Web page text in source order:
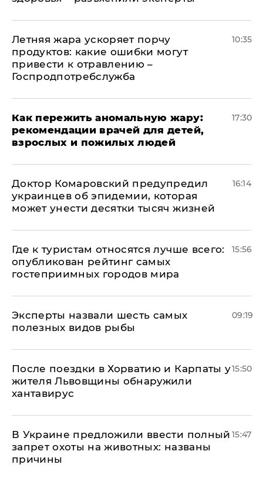
Летняя жара ускоряет порчу
продуктов: какие ошибки могут
привести к отравлению –
Госпродпотребслужба
10:35
Как пережить аномальную жару:
рекомендации врачей для детей,
взрослых и пожилых людей
17:30
Доктор Комаровский предупредил
украинцев об эпидемии, которая
может унести десятки тысяч жизней
16:14
Где к туристам относятся лучше всего:
опубликован рейтинг самых
гостеприимных городов мира
15:56
Эксперты назвали шесть самых
полезных видов рыбы
09:19
После поездки в Хорватию и Карпаты у
жителя Львовщины обнаружили
хантавирус
15:50
В Украине предложили ввести полный
запрет охоты на животных: названы
причины
15:47